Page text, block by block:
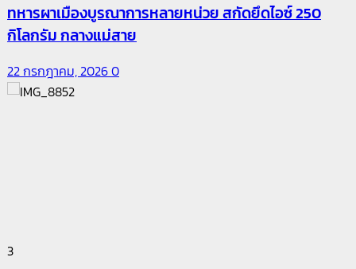
ทหารผาเมืองบูรณาการหลายหน่วย สกัดยึดไอซ์ 250
กิโลกรัม กลางแม่สาย
22 กรกฎาคม, 20260
3